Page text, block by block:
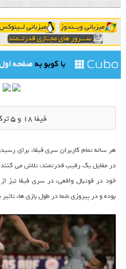
فیفا 18 و 5 ترکیب برتر
هر ساله تمام کاربران سری فیفا، برای
در مقابل یک رقیب قدرتمند، تلاش می
خود در فوتبال واقعی، در سری فیفا نیز از
بوده و در پیروزی شما در طول بازی ها،